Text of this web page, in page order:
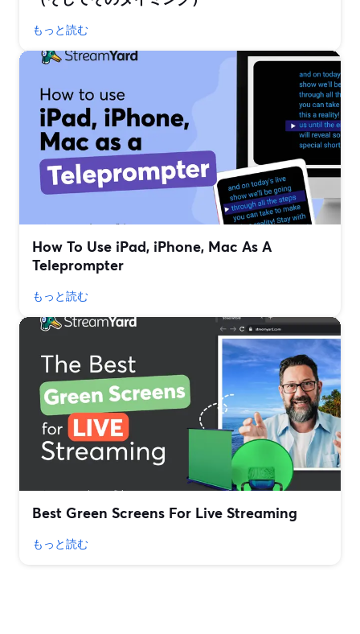
もっと読む
How To Use iPad, iPhone, Mac As A
Teleprompter
もっと読む
Best Green Screens For Live Streaming
もっと読む